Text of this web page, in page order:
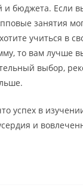
и бюджета. Если
занятия
учиться в
то вам лучше
выбор,
успех в
и